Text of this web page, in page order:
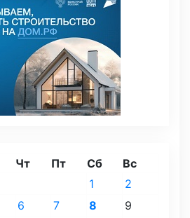
Чт Пт Сб Вс
1
2
6 7 8
9